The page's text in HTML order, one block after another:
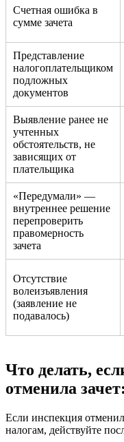
Счетная ошибка в
сумме зачета
Представление
налогоплательщиком
подложных
документов
Выявление ранее не
учтенных
обстоятельств, не
зависящих от
плательщика
«Передумали» —
внутреннее решение
перепроверить
правомерность
зачета
Отсутствие
волеизъявления
(заявление не
подавалось)
Что делать,
отменила
Если инспекция
налогам, действуйте